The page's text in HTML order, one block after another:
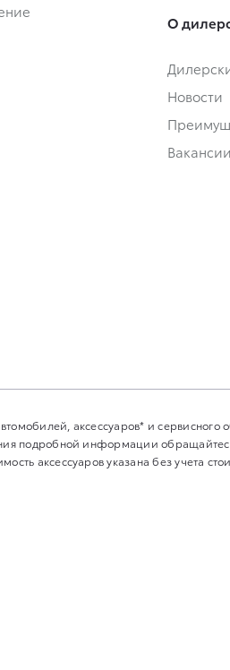
О
Новости
Вакансии
аксессуаров* и
подробной информации
аксессуаров указана без учета